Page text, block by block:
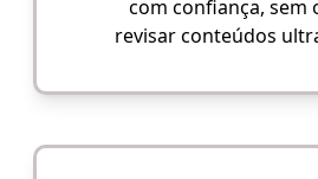
com confiança, sem
revisar conteúdos